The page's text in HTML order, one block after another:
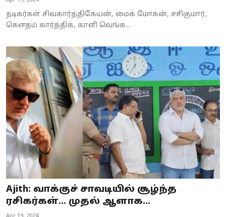
நடிகர்கள் சிவகார்த்திகேயன், மைக் மோகன், சசிகுமார்,
கெளதம் கார்த்திக், காளி வெங்க...
Ajith: வாக்குச் சாவடியில் சூழ்ந்த
ரசிகர்கள்… முதல் ஆளாக...